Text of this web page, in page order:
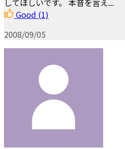
Good (1)
2008/09/05